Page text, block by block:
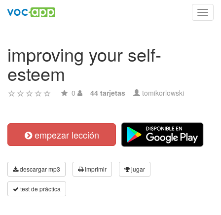
improving your self-
esteem
0 44 tarjetas tomikorlowski
empezar lección
descargar mp3 imprimir jugar
test de práctica